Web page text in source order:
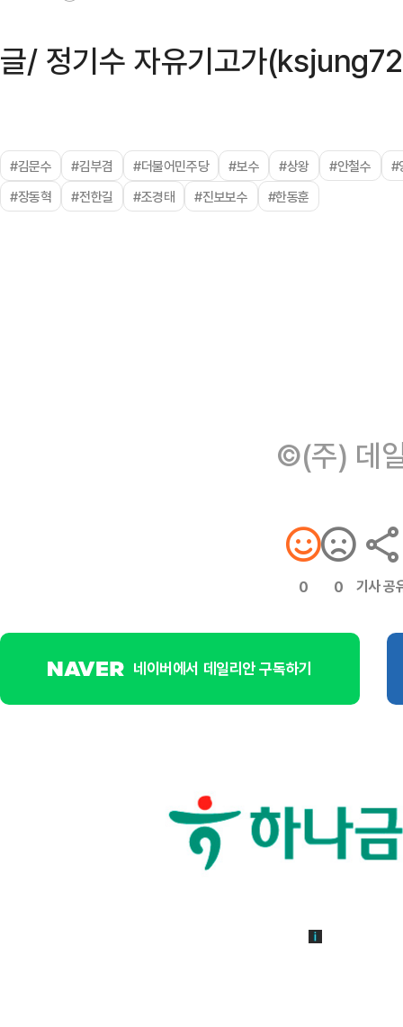
글/ 정기수 자유기고가
#김문수 #김부겸 #더불어민주당 #보수 #상왕 #안철수
#
#장동혁
#전한길 #조경태 #진보보수 #한동훈
©(주) 데
0 0 기사 공
네이버에서 데일리안 구독하기